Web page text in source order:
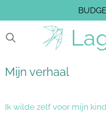
direct
naar
Mijn verhaal
Ik wilde zelf voor mijn